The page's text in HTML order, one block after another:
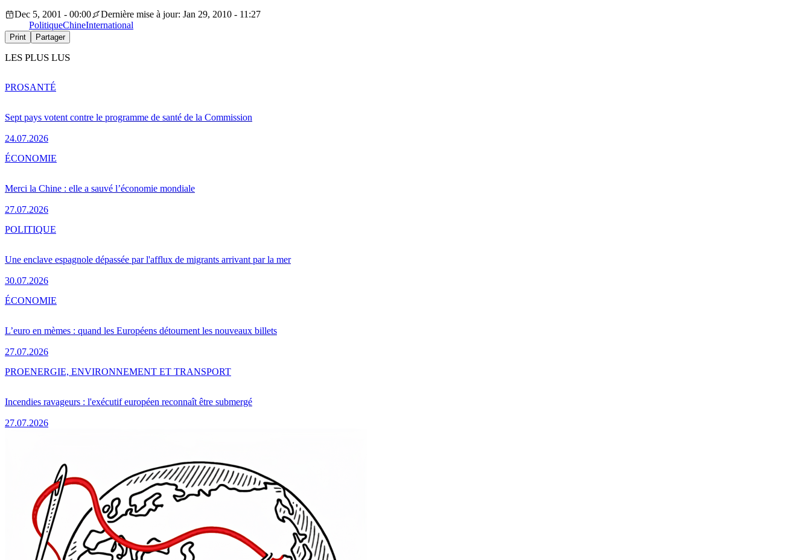
Dec 5, 2001 - 00:00
Dernière mise à jour: Jan 29, 2010 - 11:27
PolitiqueChineInternational
Print Partager
LES PLUS LUS
Sept pays votent contre le programme de santé de la Commission
24.07.2026
PROSANTÉ
Merci la Chine : elle a sauvé l’économie mondiale
27.07.2026
ÉCONOMIE
Une enclave espagnole dépassée par l'afflux de migrants arrivant par la mer
30.07.2026
POLITIQUE
L’euro en mèmes : quand les Européens détournent les nouveaux billets
27.07.2026
ÉCONOMIE
Incendies ravageurs : l'exécutif européen reconnaît être submergé
27.07.2026
PROENERGIE, ENVIRONNEMENT ET TRANSPORT